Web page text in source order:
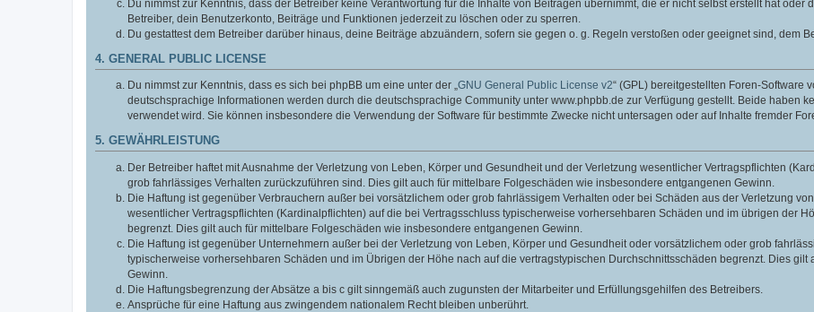
Du nimmst zur Kenntnis, dass der Betreiber keine Verantwortung für die Inhalte von Beiträgen übernimmt, die er nicht selbst erstellt hat oder
Betreiber, dein Benutzerkonto, Beiträge und Funktionen jederzeit zu löschen oder zu sperren.
Du gestattest dem Betreiber darüber hinaus, deine Beiträge abzuändern, sofern sie gegen o. g. Regeln verstoßen oder geeignet sind, dem
4. GENERAL PUBLIC LICENSE
Du nimmst zur Kenntnis, dass es sich bei phpBB um eine unter der „GNU General Public License v2“ (GPL) bereitgestellten Foren-Software
deutschsprachige Informationen werden durch die deutschsprachige Community unter www.phpbb.de zur Verfügung gestellt. Beide haben
verwendet wird. Sie können insbesondere die Verwendung der Software für bestimmte Zwecke nicht untersagen oder auf Inhalte fremder
5. GEWÄHRLEISTUNG
Der Betreiber haftet mit Ausnahme der Verletzung von Leben, Körper und Gesundheit und der Verletzung wesentlicher Vertragspflichten
grob fahrlässiges Verhalten zurückzuführen sind. Dies gilt auch für mittelbare Folgeschäden wie insbesondere entgangenen Gewinn.
Die Haftung ist gegenüber Verbrauchern außer bei vorsätzlichem oder grob fahrlässigem Verhalten oder bei Schäden aus der Verletzung
wesentlicher Vertragspflichten (Kardinalpflichten) auf die bei Vertragsschluss typischerweise vorhersehbaren Schäden und im übrigen der
begrenzt. Dies gilt auch für mittelbare Folgeschäden wie insbesondere entgangenen Gewinn.
Die Haftung ist gegenüber Unternehmern außer bei der Verletzung von Leben, Körper und Gesundheit oder vorsätzlichem oder grob
typischerweise vorhersehbaren Schäden und im Übrigen der Höhe nach auf die vertragstypischen Durchschnittsschäden begrenzt. Dies
Gewinn.
Die Haftungsbegrenzung der Absätze a bis c gilt sinngemäß auch zugunsten der Mitarbeiter und Erfüllungsgehilfen des Betreibers.
Ansprüche für eine Haftung aus zwingendem nationalem Recht bleiben unberührt.